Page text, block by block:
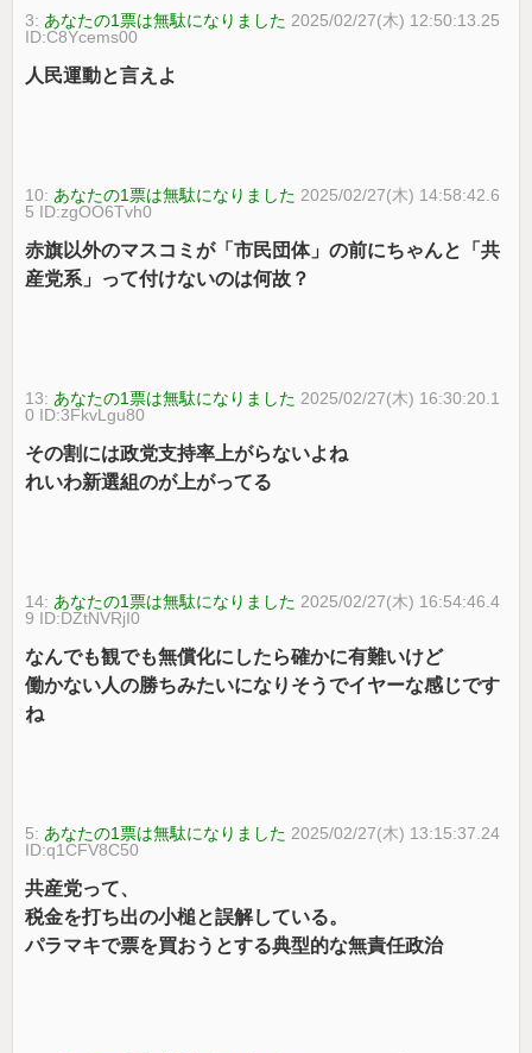
3: あなたの1票は無駄になりました 2025/02/27(木) 12:50:13.25
ID:C8Ycems00
人民運動と言えよ
10: あなたの1票は無駄になりました 2025/02/27(木) 14:58:42.6
5 ID:zgOO6Tvh0
赤旗以外のマスコミが「市民団体」の前にちゃんと「共
産党系」って付けないのは何故？
13: あなたの1票は無駄になりました 2025/02/27(木) 16:30:20.1
0 ID:3FkvLgu80
その割には政党支持率上がらないよね
れいわ新選組のが上がってる
14: あなたの1票は無駄になりました 2025/02/27(木) 16:54:46.4
9 ID:DZtNVRjI0
なんでも観でも無償化にしたら確かに有難いけど
働かない人の勝ちみたいになりそうでイヤーな感じです
ね
5: あなたの1票は無駄になりました 2025/02/27(木) 13:15:37.24
ID:q1CFV8C50
共産党って、
税金を打ち出の小槌と誤解している。
パラマキで票を買おうとする典型的な無責任政治